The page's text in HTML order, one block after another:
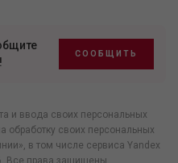
СООБЩИТЬ
и ввода своих персональных
обработку своих персональных
в том числе сервиса Yandex
Все права защищены.